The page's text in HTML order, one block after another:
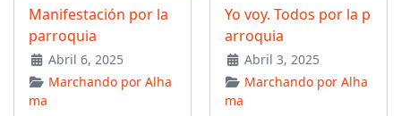
Manifestación por la
parroquia
Abril 6, 2025
Marchando por Alha
ma
Yo voy. Todos por la p
arroquia
Abril 3, 2025
Marchando por Alha
ma